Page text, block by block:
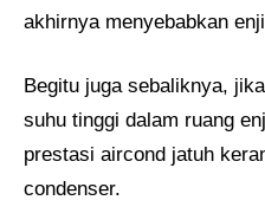
akhirnya menyebabkan
Begitu juga sebaliknya,
suhu tinggi dalam ruang
prestasi aircond jatuh
condenser.